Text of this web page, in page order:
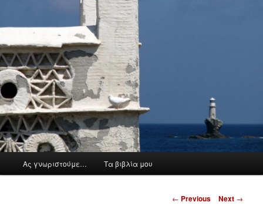
Ας γνωριστούμε… Τα βιβλία μου
P
← Previous Next →